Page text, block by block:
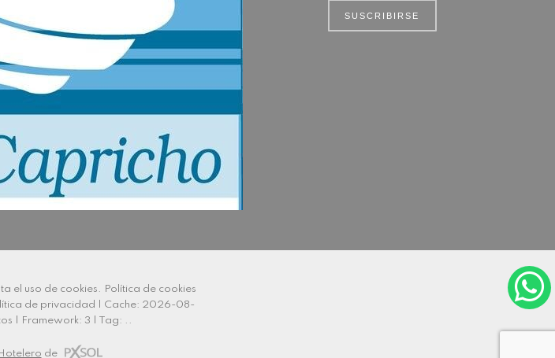
SUSCRIBIRSE
el uso de cookies.
Política de cookies
de privacidad
Cache: 2026-08-
Framework: 3 | Tag: ..
de